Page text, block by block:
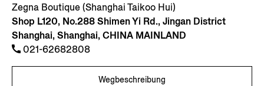
Zegna Boutique (Shanghai Taikoo Hui)
Shop L120, No.288 Shimen Yi Rd., Jingan District
Shanghai, Shanghai, CHINA MAINLAND
021-62682808
Wegbeschreibung